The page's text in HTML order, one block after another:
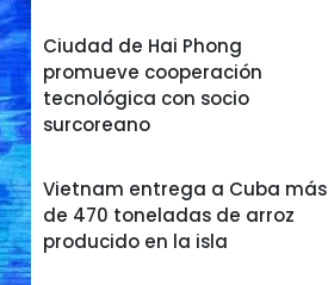
Ciudad de Hai Phong
promueve cooperación
tecnológica con socio
surcoreano
Vietnam entrega a Cuba más
de 470 toneladas de arroz
producido en la isla